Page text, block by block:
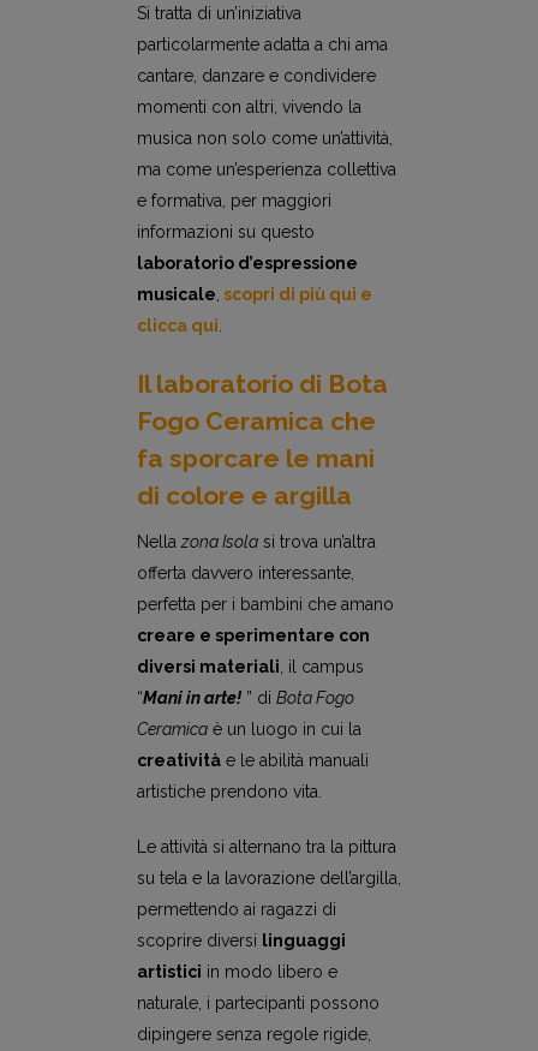
Si tratta di un’iniziativa
particolarmente adatta a chi ama
cantare, danzare e condividere
momenti con altri, vivendo la
musica non solo come un’attività,
ma come un’esperienza collettiva
e formativa, per maggiori
informazioni su questo
laboratorio d’espressione
musicale scopri di più qui e
clicca qui
Il laboratorio di Bota
Fogo Ceramica che
fa sporcare le mani
di colore e argilla
Nella zona Isolasi trova un’altra
offerta davvero interessante,
perfetta per i bambini che amano
creare e sperimentare con
diversi materiali , il campus
“Mani in arte!” di Bota Fogo
Ceramicaè un luogo in cui la
creativitàe le abilità manuali
artistiche prendono vita.
Le attività si alternano tra la pittura
su tela e la lavorazione dell’argilla,
permettendo ai ragazzi di
scoprire diversi linguaggi
artistici in modo libero e
naturale, i partecipanti possono
dipingere senza regole rigide,